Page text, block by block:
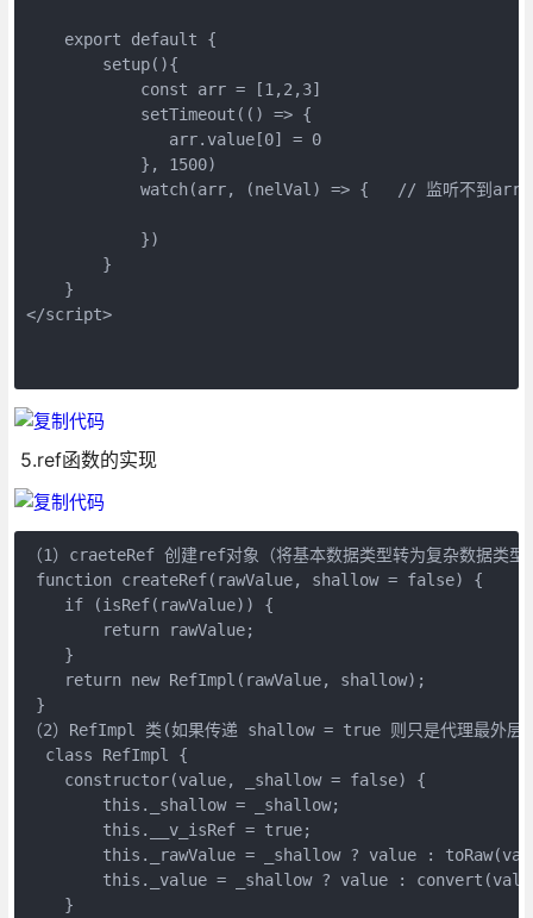
    export default {
        setup(){
            const arr = [1,2,3]
            setTimeout(() => {
               arr.value[0] = 0
            }, 1500)
watch(arr, (nelVal) => {   // 监听不到arr
            })
        }
    }
</script>
5.ref函数的实现
（1）craeteRef 创建ref对象（将基本数据类型转为复杂数据类型
function createRef(rawValue, shallow = false) {
    if (isRef(rawValue)) {
        return rawValue;
    }
    return new RefImpl(rawValue, shallow);
}
（2）RefImpl 类(如果传递 shallow = true 则只是代理最外层)
  class RefImpl {
    constructor(value, _shallow = false) {
        this._shallow = _shallow;
        this.__v_isRef = true;
this._rawValue = _shallow ? value :
this._value = _shallow ? value :
    }